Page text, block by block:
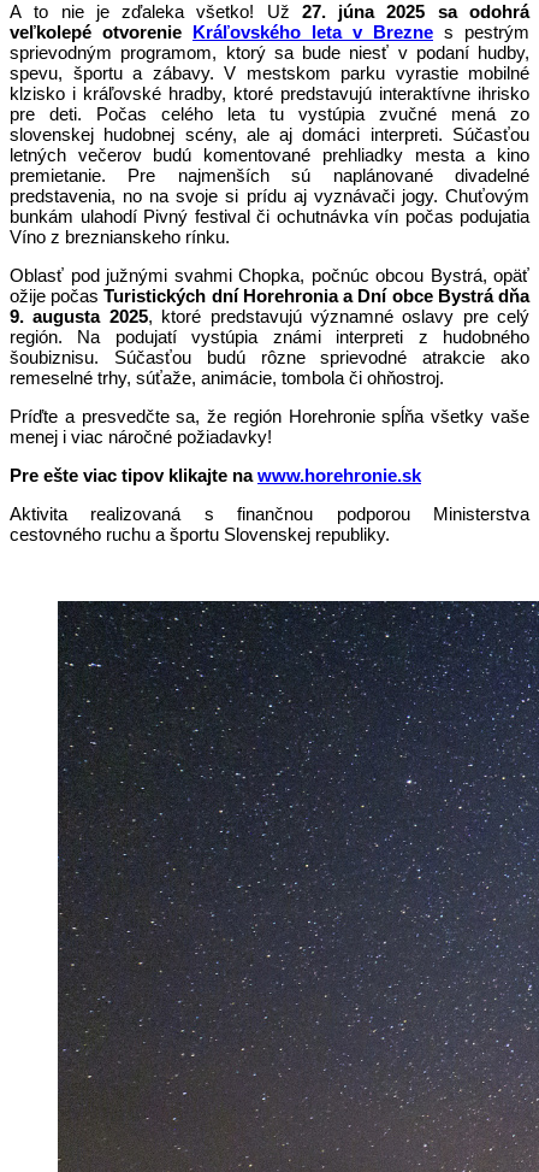
A to nie je zďaleka všetko! Už 27. júna 2025 sa odohrá
veľkolepé otvorenie Kráľovského leta v Brezne s pestrým
sprievodným programom, ktorý sa bude niesť v podaní hudby,
spevu, športu a zábavy. V mestskom parku vyrastie mobilné
klzisko i kráľovské hradby, ktoré predstavujú interaktívne ihrisko
pre deti. Počas celého leta tu vystúpia zvučné mená zo
slovenskej hudobnej scény, ale aj domáci interpreti. Súčasťou
letných večerov budú komentované prehliadky mesta a kino
premietanie. Pre najmenších sú naplánované divadelné
predstavenia, no na svoje si prídu aj vyznávači jogy. Chuťovým
bunkám ulahodí Pivný festival či ochutnávka vín počas podujatia
Víno z breznianskeho rínku.
Oblasť pod južnými svahmi Chopka, počnúc obcou Bystrá, opäť
ožije počasTuristických dní Horehronia a Dní obce Bystrá dňa
9. augusta 2025, ktoré predstavujú významné oslavy pre celý
región. Na podujatí vystúpia známi interpreti z hudobného
šoubiznisu. Súčasťou budú rôzne sprievodné atrakcie ako
remeselné trhy, súťaže, animácie, tombola či ohňostroj.
Príďte a presvedčte sa, že región Horehronie spĺňa všetky vaše
menej i viac náročné požiadavky!
Pre ešte viac tipov klikajte nawww.horehronie.sk
Aktivita realizovaná s finančnou podporou Ministerstva
cestovného ruchu a športu Slovenskej republiky.